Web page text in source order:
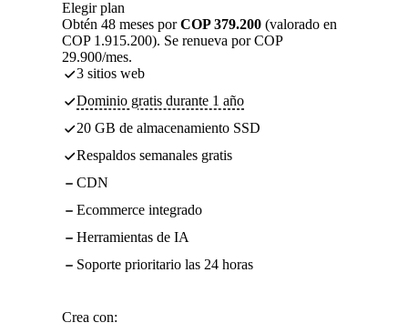
Elegir plan
Obtén 48 meses porCOP 379.200 (valorado en
COP 1.915.200). Se renueva por COP
29.900/mes.
3 sitios web
Dominio gratis durante 1 año
20 GB de almacenamiento SSD
Respaldos semanales gratis
CDN
Ecommerce integrado
Herramientas de IA
Soporte prioritario las 24 horas
Crea con: